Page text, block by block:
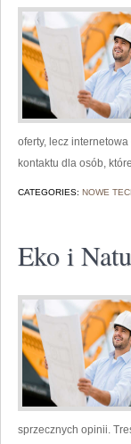
oferty, lecz
kontaktu dla osób,
CATEGORIES: NOWE
Eko i
sprzecznych opinii.